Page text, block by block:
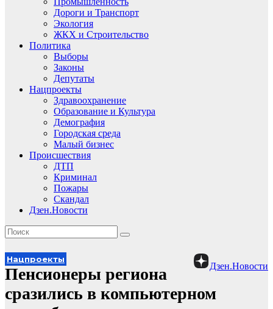
Дороги и Транспорт
Экология
ЖКХ и Строительство
Политика
Выборы
Законы
Депутаты
Нацпроекты
Здравоохранение
Образование и Культура
Демография
Городская среда
Малый бизнес
Происшествия
ДТП
Криминал
Пожары
Скандал
Дзен.Новости
Дзен.Новости
Нацпроекты
Пенсионеры региона
сразились в компьютерном